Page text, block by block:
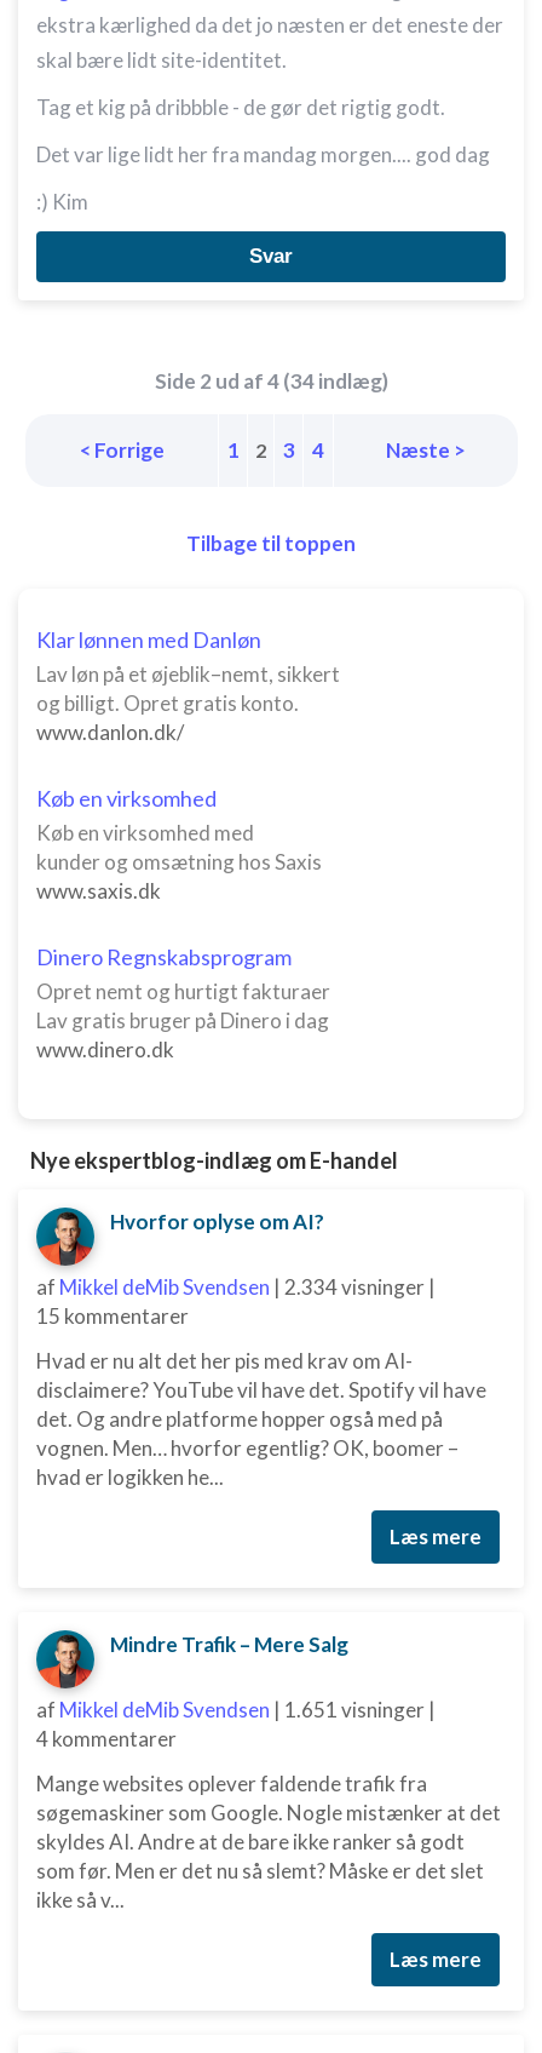
ekstra kærlighed da det jo næsten er det eneste der
skal bære lidt site-identitet.
Tag et kig på dribbble - de gør det rigtig godt.
Det var lige lidt her fra mandag morgen.... god dag
:) Kim
Svar
Side 2 ud af 4 (34 indlæg)
< Forrige 1 2 3 4 Næste >
Tilbage til toppen
Klar lønnen med Danløn
Lav løn på et øjeblik–nemt, sikkert
og billigt. Opret gratis konto.
www.danlon.dk/
Køb en virksomhed
Køb en virksomhed med
kunder og omsætning hos Saxis
www.saxis.dk
Dinero Regnskabsprogram
Opret nemt og hurtigt fakturaer
Lav gratis bruger på Dinero i dag
www.dinero.dk
Nye ekspertblog-indlæg om E-handel
Hvorfor oplyse om AI?
af Mikkel deMib Svendsen | 2.334 visninger |
15 kommentarer
Hvad er nu alt det her pis med krav om AI-
disclaimere? YouTube vil have det. Spotify vil have
det. Og andre platforme hopper også med på
vognen. Men… hvorfor egentlig? OK, boomer –
hvad er logikken he...
Læs mere
Mindre Trafik – Mere Salg
af Mikkel deMib Svendsen | 1.651 visninger |
4 kommentarer
Mange websites oplever faldende trafik fra
søgemaskiner som Google. Nogle mistænker at det
skyldes AI. Andre at de bare ikke ranker så godt
som før. Men er det nu så slemt? Måske er det slet
ikke så v...
Læs mere